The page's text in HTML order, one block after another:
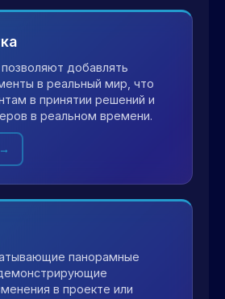
позволяют добавлять
в реальный мир, что
в принятии решений и
в реальном времени.
панорамные
в проекте или